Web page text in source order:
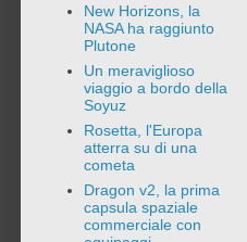
New Horizons, la
NASA ha raggiunto
Plutone
Un meraviglioso
viaggio a bordo della
Soyuz
Rosetta, l'Europa
atterra su di una
cometa
Dragon v2, la prima
capsula spaziale
commerciale con